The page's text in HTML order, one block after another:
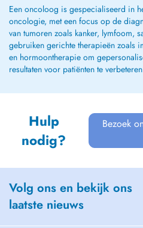
Een oncoloog is gespecialiseerd in
oncologie, met een focus op de
van tumoren zoals kanker, lymfoom,
gebruiken gerichte therapieën zoals
en hormoontherapie om
resultaten voor patiënten te
Hulp
nodig?
Bezoek
Volg ons en bekijk ons
laatste nieuws